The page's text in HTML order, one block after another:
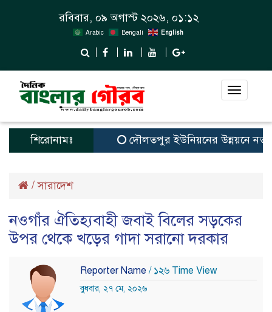
রবিবার, ০৯ অগাস্ট ২০২৬, ০১:১২
Arabic Bengali English
Toggle
শিরোনামঃ দৌলতপুর ইউনিয়নের উন্নয়নে নতুন
/সারাদেশ
নওগাঁর ঐতিহ্যবাহী জবাই বিলের সড়কের
উপর থেকে খড়ের গাদা সরানো দরকার
Reporter Name / ১২৬ Time View
বুধবার, ২৭ মে, ২০২৬